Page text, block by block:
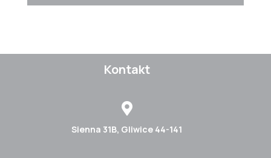
Kontakt

Sienna 31B, Gliwice 44-141